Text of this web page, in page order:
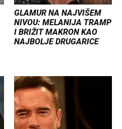
GLAMUR NA NAJVIŠEM
NIVOU: MELANIJA TRAMP
I BRIŽIT MAKRON KAO
NAJBOLJE DRUGARICE